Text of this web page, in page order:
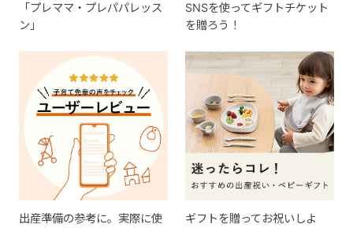
「プレママ・プレパパレッス
ン」
SNSを使ってギフトチケット
を贈ろう！
出産準備の参考に。実際に使
ギフトを贈ってお祝いしよ